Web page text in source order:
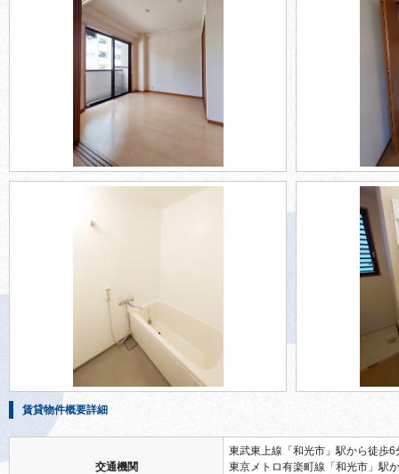
賃貸物件概要詳細
交通機関
東武東上線「和光市」駅から徒歩6
東京メトロ有楽町線「和光市」駅